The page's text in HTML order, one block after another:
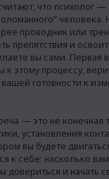
что психолог —
проводник или
препятствия и
вы сами. Первая
к этому процессу,
готовности к
— это не конечная
установления
вы будете
к себе: насколько
довериться и начать